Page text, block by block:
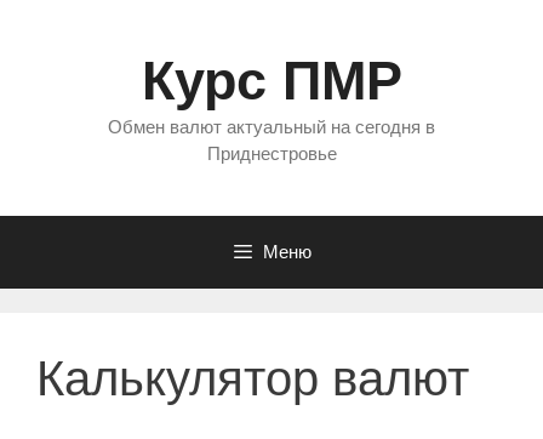
Курс ПМР
Обмен валют актуальный на сегодня в
Приднестровье
Меню
Калькулятор валют